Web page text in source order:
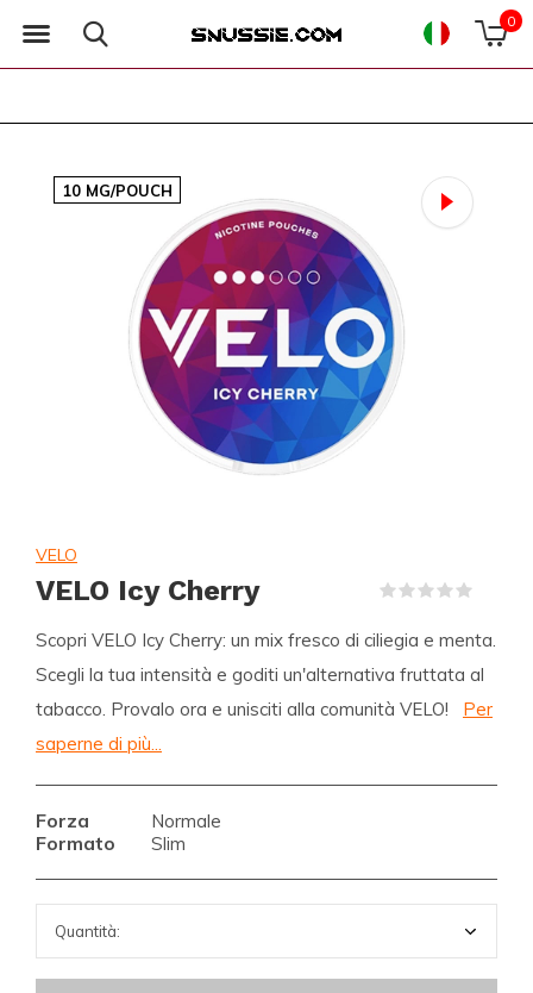
0
10 MG/POUCH
VELO
VELO Icy Cherry
Scopri VELO Icy Cherry: un mix fresco di ciliegia e menta.
Scegli la tua intensità e goditi un'alternativa fruttata al
tabacco. Provalo ora e unisciti alla comunità VELO!
Per
saperne di più...
Forza Normale
Formato Slim